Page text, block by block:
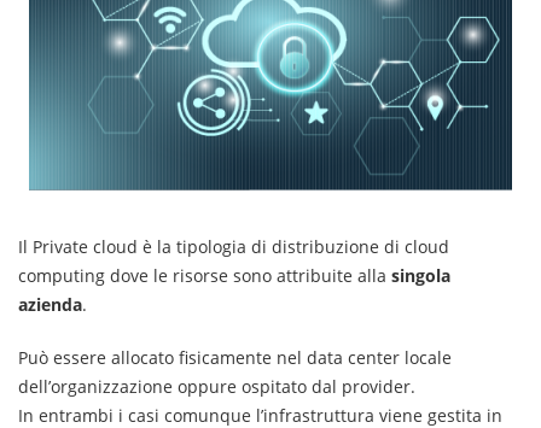
Il Private cloud è la tipologia di distribuzione di cloud
computing dove le risorse sono attribuite alla singola
azienda.
Può essere allocato fisicamente nel data center locale
dell’organizzazione oppure ospitato dal provider.
In entrambi i casi comunque l’infrastruttura viene gestita in